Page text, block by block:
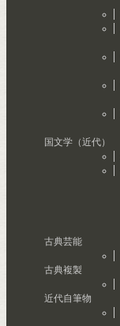
国文学（近代）
古典芸能
古典複製
近代自筆物